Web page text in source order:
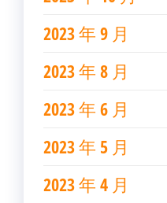
2023 年 9 月
2023 年 8 月
2023 年 6 月
2023 年 5 月
2023 年 4 月